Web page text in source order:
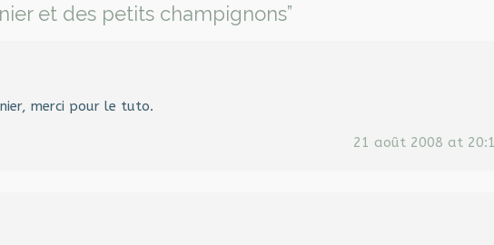
et des petits champignons”
merci pour le tuto.
21 août 2008 at